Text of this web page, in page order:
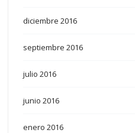
diciembre 2016
septiembre 2016
julio 2016
junio 2016
enero 2016